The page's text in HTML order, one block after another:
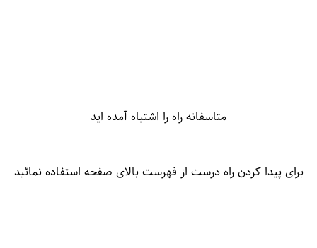
متاسفانه راه را اشتباه آمده اید
برای پیدا کردن راه درست از فهرست بالای صفحه استفاده نمائید